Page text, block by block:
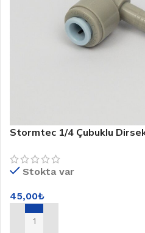
Stormtec 1/4 Çubuklu
Stokta var
45,00₺
SEPETE EKLE